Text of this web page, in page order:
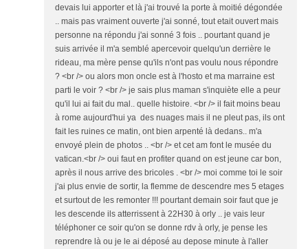
devais lui apporter et là j'ai trouvé la porte à moitié dégondée
.. mais pas vraiment ouverte j'ai sonné, tout etait ouvert mais
personne na répondu j'ai sonné 3 fois .. pourtant quand je
suis arrivée il m'a semblé apercevoir quelqu'un derrière le
rideau, ma mère pense qu'ils n'ont pas voulu nous répondre
? <br /> ou alors mon oncle est à l'hosto et ma marraine est
parti le voir ? <br /> je sais plus maman s'inquiète elle a peur
qu'il lui ai fait du mal.. quelle histoire. <br /> il fait moins beau
à rome aujourd'hui ya des nuages mais il ne pleut pas, ils ont
fait les ruines ce matin, ont bien arpenté là dedans.. m'a
envoyé plein de photos .. <br /> et cet am font le musée du
vatican.<br /> oui faut en profiter quand on est jeune car bon,
après il nous arrive des bricoles . <br /> moi comme toi le soir
j'ai plus envie de sortir, la flemme de descendre mes 5 etages
et surtout de les remonter !!! pourtant demain soir faut que je
les descende ils atterrissent à 22H30 à orly .. je vais leur
téléphoner ce soir qu'on se donne rdv à orly, je pense les
reprendre là ou je le ai déposé au depose minute à l'aller